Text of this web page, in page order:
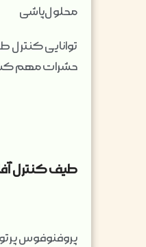
محلول‌پاشی
توانایی کنترل
حشرات مهم
طیف کنترل